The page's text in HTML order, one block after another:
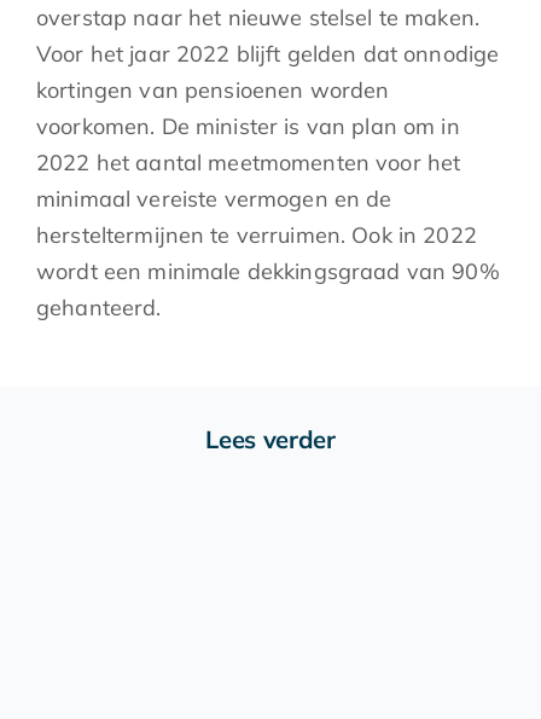
overstap naar het nieuwe stelsel te maken.
Voor het jaar 2022 blijft gelden dat onnodige
kortingen van pensioenen worden
voorkomen. De minister is van plan om in
2022 het aantal meetmomenten voor het
minimaal vereiste vermogen en de
hersteltermijnen te verruimen. Ook in 2022
wordt een minimale dekkingsgraad van 90%
gehanteerd.
Lees verder